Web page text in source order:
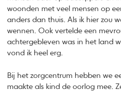
woonden met veel mensen op
anders dan thuis. Als ik hier zou
wennen. Ook vertelde een
achtergebleven was in het land
vond ik heel erg.
Bij het zorgcentrum hebben we
maakte als kind de oorlog mee.